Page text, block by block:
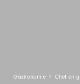
Gastronomie Chef en